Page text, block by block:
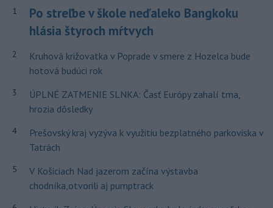
1
Po streľbe v škole neďaleko Bangkoku
hlásia štyroch mŕtvych
2
Kruhová križovatka v Poprade v smere z Hozelca bude
hotová budúci rok
3
ÚPLNÉ ZATMENIE SLNKA: Časť Európy zahalí tma,
hrozia dôsledky
4
Prešovský kraj vyzýva k využitiu bezplatného parkoviska v
Tatrách
5
V Košiciach Nad jazerom začína výstavba
chodníka,otvorili aj pumptrack